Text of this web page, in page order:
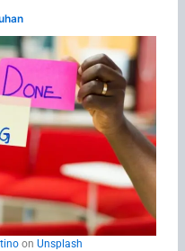
on Unsplash